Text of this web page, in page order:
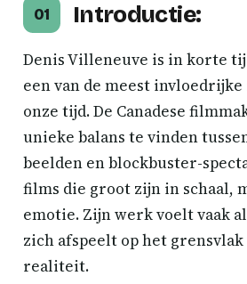
01 Introductie:
Denis Villeneuve is in korte
een van de meest
onze tijd. De Canadese
unieke balans te vinden
beelden en blockbuster-
films die groot zijn in schaal,
emotie. Zijn werk voelt vaak
zich afspeelt op het
realiteit.